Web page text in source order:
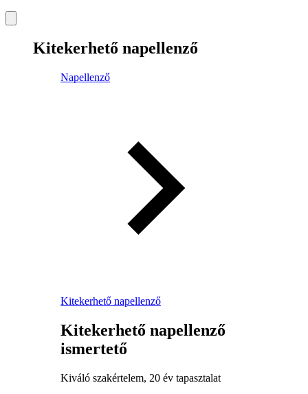
Kitekerhető napellenző
Napellenző
Kitekerhető napellenző
Kitekerhető napellenző
ismertető
Kiváló szakértelem, 20 év tapasztalat